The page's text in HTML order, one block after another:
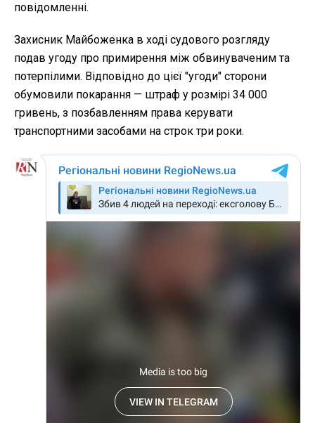
повідомленні.
Захисник Майбоженка в ході судового розгляду
подав угоду про примирення між обвинуваченим та
потерпілими. Відповідно до цієї "угоди" сторони
обумовили покарання — штраф у розмірі 34 000
гривень, з позбавленням права керувати
транспортними засобами на строк три роки.